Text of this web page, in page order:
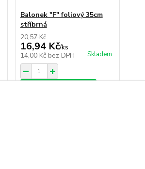
Balonek "F" foliový 35cm
stříbrná
20,57 Kč
16,94 Kč/ks
14,00 Kč bez DPH Skladem